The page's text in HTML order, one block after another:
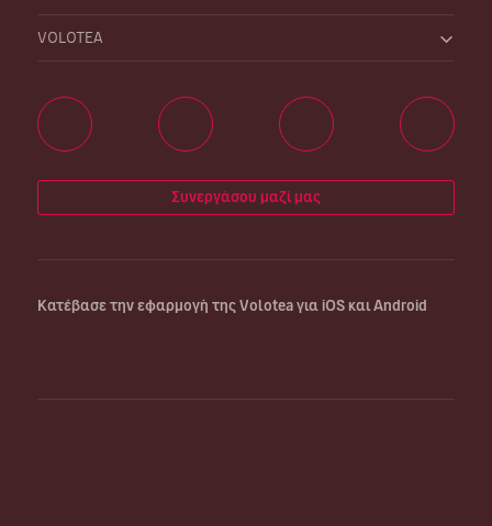
VOLOTEA
Συνεργάσου μαζί μας
Κατέβασε την εφαρμογή της Volotea για iOS και Android